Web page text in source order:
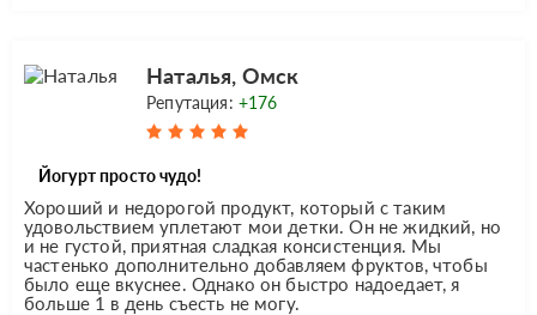
Наталья, Омск
Репутация: +176
Йогурт просто чудо!
Хороший и недорогой продукт, который с таким
удовольствием уплетают мои детки. Он не жидкий, но
и не густой, приятная сладкая консистенция. Мы
частенько дополнительно добавляем фруктов, чтобы
было еще вкуснее. Однако он быстро надоедает, я
больше 1 в день съесть не могу.